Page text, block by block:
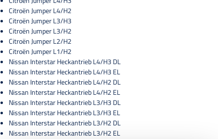
Citroën Jumper L4/H2
Citroën Jumper L3/H3
Citroën Jumper L3/H2
Citroën Jumper L2/H2
Citroën Jumper L1/H2
Nissan Interstar Heckantrieb L4/H3 DL
Nissan Interstar Heckantrieb L4/H3 EL
Nissan Interstar Heckantrieb L4/H2 DL
Nissan Interstar Heckantrieb L4/H2 EL
Nissan Interstar Heckantrieb L3/H3 DL
Nissan Interstar Heckantrieb L3/H3 EL
Nissan Interstar Heckantrieb L3/H2 DL
Nissan Interstar Heckantrieb L3/H2 EL